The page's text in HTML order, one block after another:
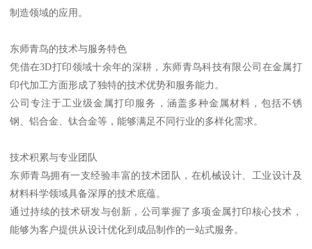
制造领域的应用。
东师青鸟的技术与服务特色
凭借在3D打印领域十余年的深耕，东师青鸟科技有限公司在金属打
印代加工方面形成了独特的技术优势和服务能力。
公司专注于工业级金属打印服务，涵盖多种金属材料，包括不锈
钢、铝合金、钛合金等，能够满足不同行业的多样化需求。
技术积累与专业团队
东师青鸟拥有一支经验丰富的技术团队，在机械设计、工业设计及
材料科学领域具备深厚的技术底蕴。
通过持续的技术研发与创新，公司掌握了多项金属打印核心技术，
能够为客户提供从设计优化到成品制作的一站式服务。